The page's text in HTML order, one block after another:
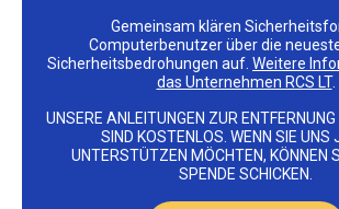
Gemeinsam klären
Computerbenutzer über die
Sicherheitsbedrohungen auf. Weitere
das Unternehmen RCS LT.
UNSERE ANLEITUNGEN ZUR
SIND KOSTENLOS. WENN SIE UNS
UNTERSTÜTZEN MÖCHTEN, KÖNNEN
SPENDE SCHICKEN.